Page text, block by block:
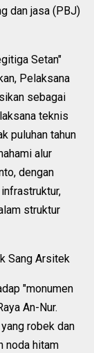
dan jasa (PBJ)
Setan"
Pelaksana
sebagai
teknis
puluhan tahun
alur
dengan
struktur
Sang Arsitek
"monumen
An-Nur.
robek dan
noda hitam